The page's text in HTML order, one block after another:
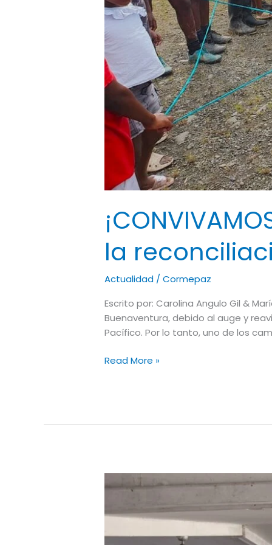
la
Actualidad /Cormepaz
Escrito por: Carolina Angulo Gil &
Buenaventura, debido al auge y
Pacífico. Por lo tanto, uno de los
Read More »
Construyendo
Parcerías
Equidad